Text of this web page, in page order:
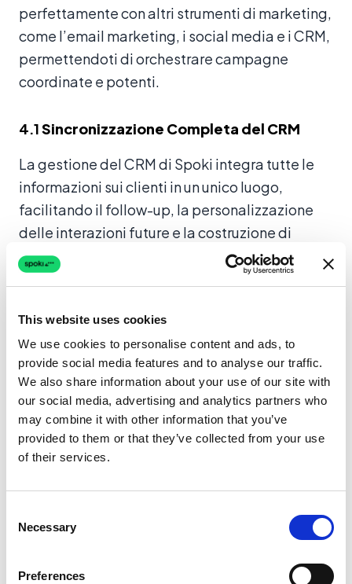
This website uses cookies
We use cookies to personalise content and ads, to
provide social media features and to analyse our traffic.
We also share information about your use of our site with
our social media, advertising and analytics partners who
may combine it with other information that you’ve
provided to them or that they’ve collected from your use
of their services.
Selection
Necessary
Preferences
perfettamente con altri strumenti di marketing,
come l’email marketing, i social media e i CRM,
permettendoti di orchestrare campagne
coordinate e potenti.
4.1Sincronizzazione Completa del CRM
La gestione del CRM di Spoki integra tutte le
informazioni sui clienti in un unico luogo,
facilitando il follow-up, la personalizzazione
delle interazioni future e la costruzione di
relazioni durature che portano ad aumentare la
fedeltà dei clienti e, di conseguenza, le
Puoi tracciare l’interazione dei clienti su
WhatsApp e utilizzare questi dati per
segmentare ulteriormente il tuo pubblico. Ad
esempio, se un cliente ha mostrato interesse
per una categoria di prodotti tramite
WhatsApp, puoi inviare email personalizzate
con offerte correlate.
Usa i dati raccolti tramite Spoki per alimentare
campagne di retargeting su altri canali, come